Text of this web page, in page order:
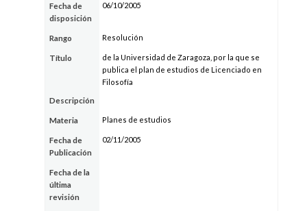
Fecha de
disposición
06/10/2005
Rango Resolución
Título
de la Universidad de Zaragoza, por la que se
publica el plan de estudios de Licenciado en
Filosofía
Descripción
Materia Planes de estudios
Fecha de
Publicación
02/11/2005
Fecha de la
última
revisión